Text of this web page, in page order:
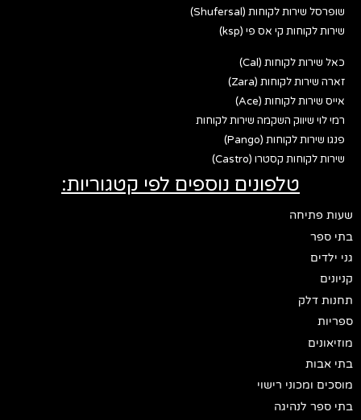
שופרסל שירות לקוחות (Shufersal)
שירות לקוחות קי אס פי (ksp)
כאל שירות לקוחות (Cal)
זארה שירות לקוחות (Zara)
אייס שירות לקוחות (Ace)
רמי לוי שיווק השקמה שירות לקוחות
פנגו שירות לקוחות (Pango)
שירות לקוחות קסטרו (Castro)
טלפונים נוספים לפי קטגוריות:
שעות פתיחה
בתי ספר
גני ילדים
קניונים
תחנות דלק
ספריות
מוזיאונים
בתי אבות
מוסכים ומכוני רישוי
בתי ספר לנהיגה